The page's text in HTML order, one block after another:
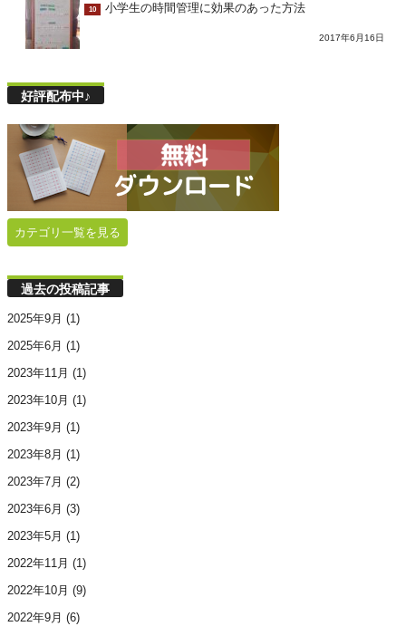
10 小学生の時間管理に効果のあった方法
2017年6月16日
好評配布中♪
カテゴリ一覧を見る
過去の投稿記事
2025年9月 (1)
2025年6月 (1)
2023年11月 (1)
2023年10月 (1)
2023年9月 (1)
2023年8月 (1)
2023年7月 (2)
2023年6月 (3)
2023年5月 (1)
2022年11月 (1)
2022年10月 (9)
2022年9月 (6)